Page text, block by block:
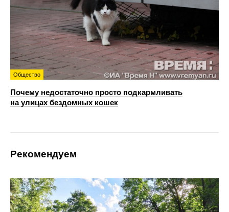
Общество
Почему недостаточно просто подкармливать
на улицах бездомных кошек
Рекомендуем